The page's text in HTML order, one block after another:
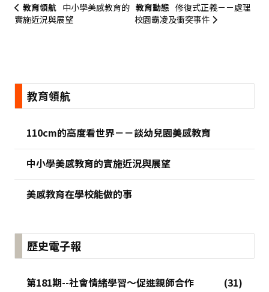
教育領航 中小學美感教育的
實施近況與展望
教育動態 修復式正義－－處理
校園霸凌及衝突事件
:::教育領航
110cm的高度看世界－－談幼兒園美感教育
中小學美感教育的實施近況與展望
美感教育在學校能做的事
歷史電子報
第181期--社會情緒學習～促進親師合作